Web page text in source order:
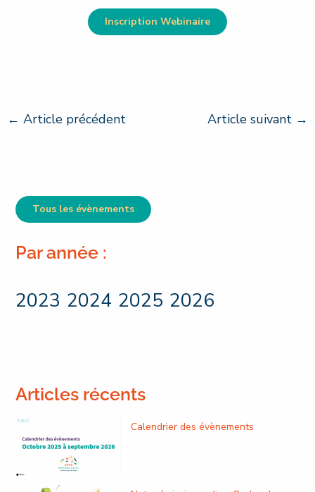
Inscription Webinaire
← Article précédent Article suivant →
Tous les évènements
Par année :
2023 2024 2025 2026
Articles récents
Calendrier des évènements